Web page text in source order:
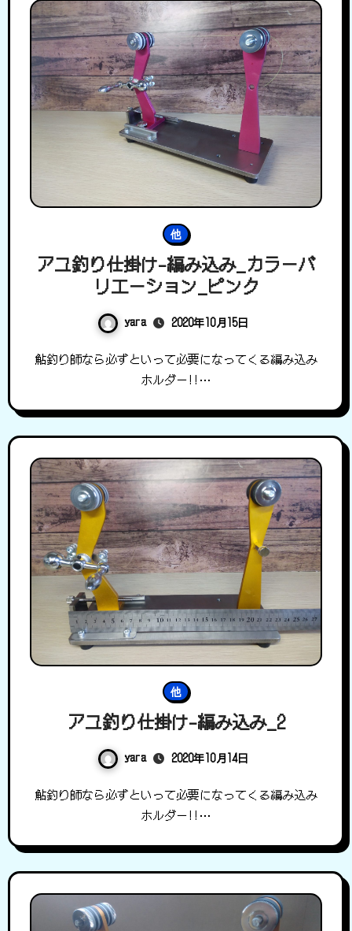
他
アユ釣り仕掛け-編み込み_カラーバ
リエーション_ピンク
yara 2020年10月15日
鮎釣り師なら必ずといって必要になってくる編み込み
ホルダー!!…
他
アユ釣り仕掛け-編み込み_2
yara 2020年10月14日
鮎釣り師なら必ずといって必要になってくる編み込み
ホルダー!!…